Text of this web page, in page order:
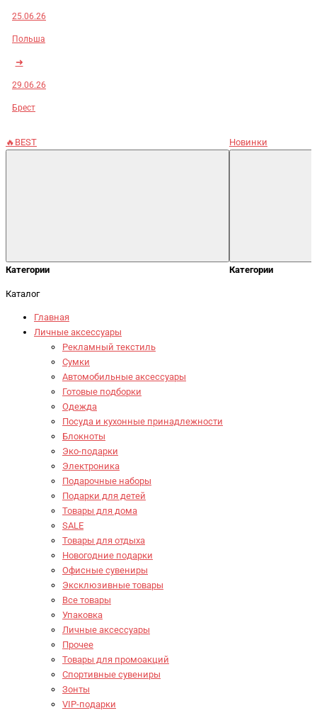
25.06.26
Польша
➜
29.06.26
Брест
🔥BEST
Категории
Новинки
Категории
Каталог
Главная
Личные аксессуары
Рекламный текстиль
Сумки
Автомобильные аксессуары
Готовые подборки
Одежда
Посуда и кухонные принадлежности
Блокноты
Эко-подарки
Электроника
Подарочные наборы
Подарки для детей
Товары для дома
SALE
Товары для отдыха
Новогодние подарки
Офисные сувениры
Эксклюзивные товары
Все товары
Упаковка
Личные аксессуары
Прочее
Товары для промоакций
Спортивные сувениры
Зонты
VIP-подарки